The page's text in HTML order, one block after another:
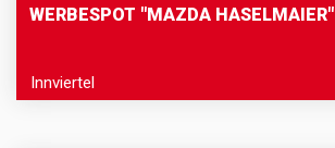
WERBESPOT "MAZDA HASELMAIER"
Innviertel